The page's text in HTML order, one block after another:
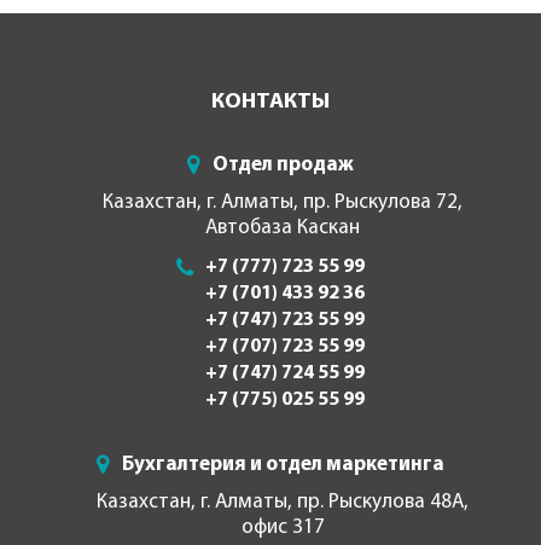
КОНТАКТЫ
Отдел продаж
Казахстан, г. Алматы, пр. Рыскулова 72,
Автобаза Каскан
+7 (777) 723 55 99
+7 (701) 433 92 36
+7 (747) 723 55 99
+7 (707) 723 55 99
+7 (747) 724 55 99
+7 (775) 025 55 99
Бухгалтерия и отдел маркетинга
Казахстан, г. Алматы, пр. Рыскулова 48А,
офис 317